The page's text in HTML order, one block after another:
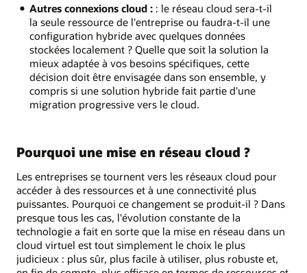
Autres connexions cloud :: le réseau cloud sera-t-il
la seule ressource de l'entreprise ou faudra-t-il une
configuration hybride avec quelques données
stockées localement ? Quelle que soit la solution la
mieux adaptée à vos besoins spécifiques, cette
décision doit être envisagée dans son ensemble, y
compris si une solution hybride fait partie d'une
migration progressive vers le cloud.
Pourquoi une mise en réseau cloud ?
Les entreprises se tournent vers les réseaux cloud pour
accéder à des ressources et à une connectivité plus
puissantes. Pourquoi ce changement se produit-il ? Dans
presque tous les cas, l'évolution constante de la
technologie a fait en sorte que la mise en réseau dans un
cloud virtuel est tout simplement le choix le plus
judicieux : plus sûr, plus facile à utiliser, plus robuste et,